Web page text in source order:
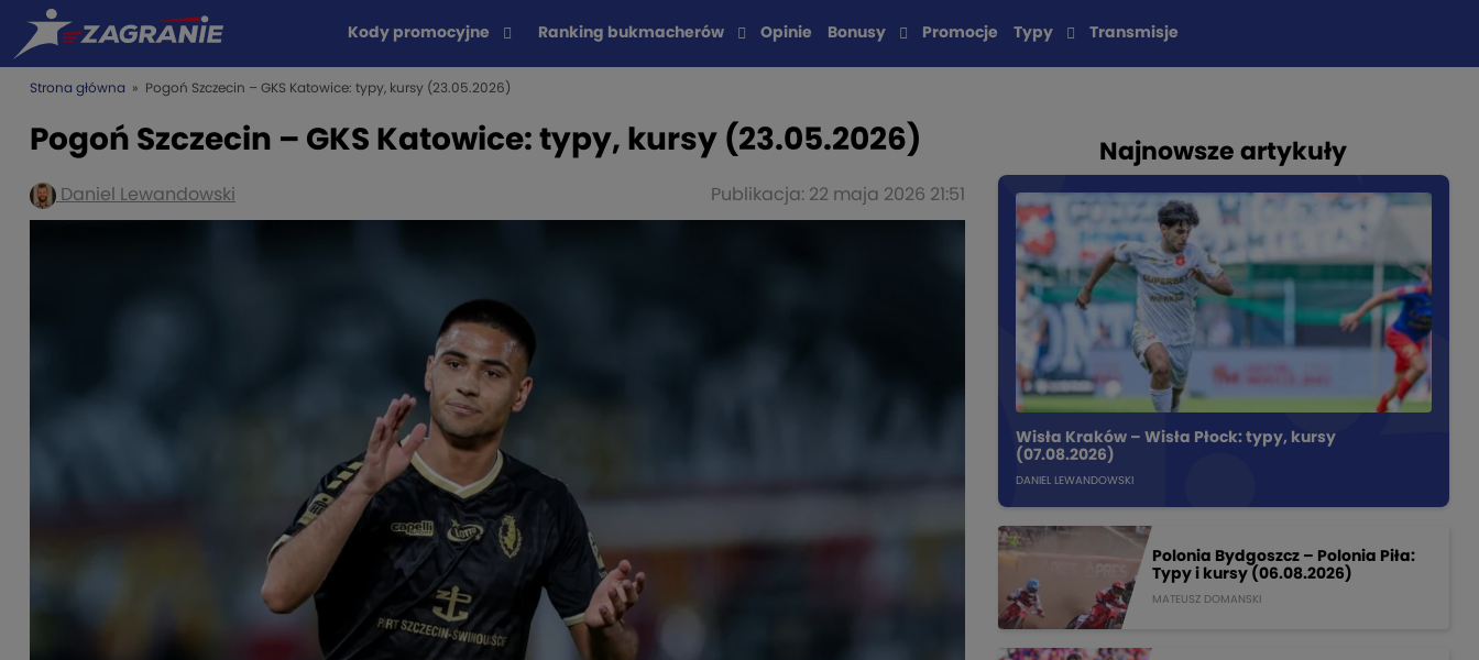
Kody promocyjne Ranking bukmacherów Opinie Bonusy Promocje Typy Transmisje
Strona główna » Pogoń Szczecin – GKS Katowice: typy, kursy (23.05.2026)
Pogoń Szczecin – GKS Katowice: typy, kursy (23.05.2026)
Daniel Lewandowski Publikacja: 22 maja 2026 21:51
Najnowsze artykuły
Wisła Kraków – Wisła Płock: typy, kursy
(07.08.2026)
DANIEL LEWANDOWSKI
Polonia Bydgoszcz – Polonia Piła:
Typy i kursy (06.08.2026)
MATEUSZ DOMANSKI